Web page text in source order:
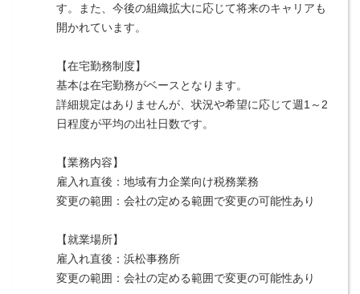
す。また、今後の組織拡大に応じて将来のキャリアも
開かれています。
【在宅勤務制度】
基本は在宅勤務がベースとなります。
詳細規定はありませんが、状況や希望に応じて週1～2
日程度が平均の出社日数です。
【業務内容】
雇入れ直後：地域有力企業向け税務業務
変更の範囲：会社の定める範囲で変更の可能性あり
【就業場所】
雇入れ直後：浜松事務所
変更の範囲：会社の定める範囲で変更の可能性あり